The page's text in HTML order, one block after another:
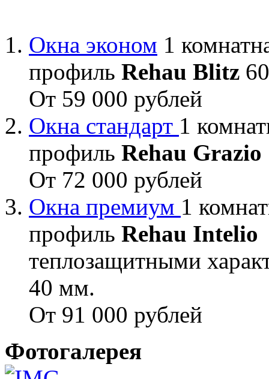
Окна эконом 1
профиль Rehau Blitz
От 59 000 рублей
Окна стандарт 1
профиль Rehau Grazio
От 72 000 рублей
Окна премиум 1
профиль Rehau Intelio
теплозащитными
40 мм.
От 91 000 рублей
Фотогалерея